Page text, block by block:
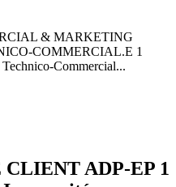
& MARKETING
COMMERCIAL.E 1
Commercial...
ADP-EP 1